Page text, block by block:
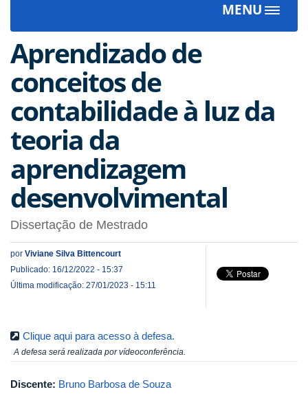
MENU
Toggle
Aprendizado de
conceitos de
contabilidade à luz da
teoria da
aprendizagem
desenvolvimental
Dissertação de Mestrado
por Viviane Silva Bittencourt
Publicado: 16/12/2022 - 15:37
Última modificação: 27/01/2023 - 15:11
Clique aqui para acesso à defesa.
A defesa será realizada por vídeoconferência.
Discente: Bruno Barbosa de Souza